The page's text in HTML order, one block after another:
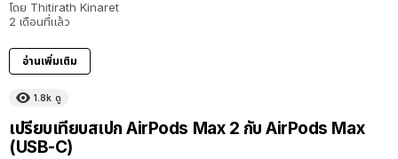
โดย Thitirath Kinaret
2 เดือนที่แล้ว
อ่านเพิ่มเติม
1.8k ดู
เปรียบเทียบสเปก AirPods Max 2 กับ AirPods Max
(USB-C)